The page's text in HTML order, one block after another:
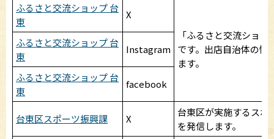
ふるさと交流ショップ 台
東
X
「ふるさと交流ショ
です。出店自治体の情
ます。
ふるさと交流ショップ 台
東
Instagram
ふるさと交流ショップ 台
東
facebook
台東区スポーツ振興課 X
台東区が実施するスポ
を発信します。